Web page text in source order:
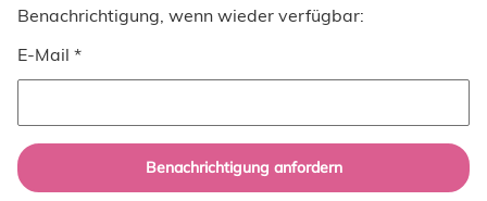
Benachrichtigung, wenn wieder verfügbar:
E-Mail *
Benachrichtigung anfordern